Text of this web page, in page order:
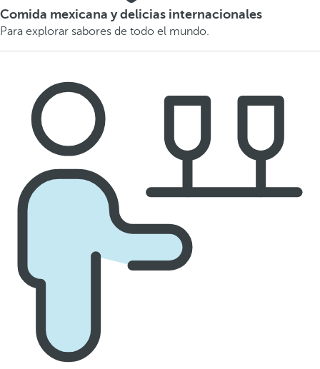
Comida mexicana y delicias internacionales
Para explorar sabores de todo el mundo.